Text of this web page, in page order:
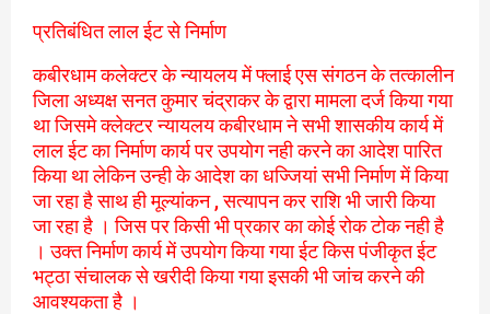
प्रतिबंधित लाल ईट से निर्माण
कबीरधाम कलेक्टर के न्यायलय में फ्लाई एस संगठन के तत्कालीन
जिला अध्यक्ष सनत कुमार चंद्राकर के द्वारा मामला दर्ज किया गया
था जिसमे क्लेक्टर न्यायलय कबीरधाम ने सभी शासकीय कार्य में
लाल ईट का निर्माण कार्य पर उपयोग नही करने का आदेश पारित
किया था लेकिन उन्ही के आदेश का धज्जियां सभी निर्माण में किया
जा रहा है साथ ही मूल्यांकन , सत्यापन कर राशि भी जारी किया
जा रहा है । जिस पर किसी भी प्रकार का कोई रोक टोक नही है
। उक्त निर्माण कार्य में उपयोग किया गया ईट किस पंजीकृत ईट
भट्ठा संचालक से खरीदी किया गया इसकी भी जांच करने की
आवश्यकता है ।